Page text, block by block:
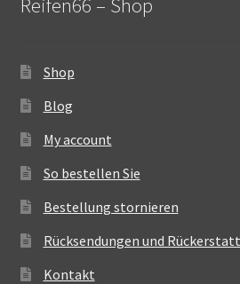
Shop
Blog
My account
So bestellen Sie
Bestellung stornieren
Rücksendungen und
Kontakt